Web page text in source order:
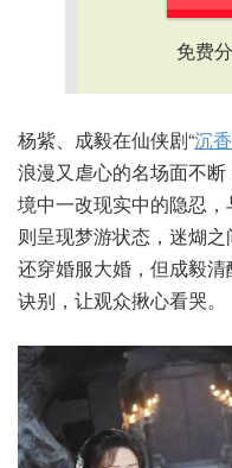
免费
杨紫、成毅在仙侠剧“沉
浪漫又虐心的名场面不断
境中一改现实中的隐忍
则呈现梦游状态，迷煳
还穿婚服大婚，但成毅
诀别，让观众揪心看哭。